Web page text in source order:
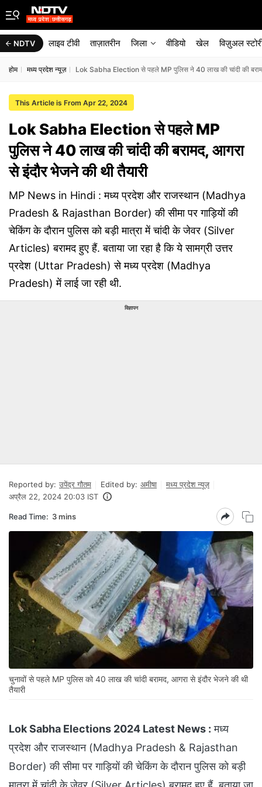
NDTV लाइव टीवी ताज़ातरीन जिला वीडियो खेल विज़ुअल
होम मध्य प्रदेश न्यूज़ Lok Sabha Election से पहले MP पुलिस ने 40 लाख की चांदी की
This Article is From Apr 22, 2024
Lok Sabha Election से पहले MP
पुलिस ने 40 लाख की चांदी की बरामद, आगरा
से इंदौर भेजने की थी तैयारी
MP News in Hindi : मध्य प्रदेश और राजस्थान (Madhya
Pradesh & Rajasthan Border) की सीमा पर गाड़ियों की
चेकिंग के दौरान पुलिस को बड़ी मात्रा में चांदी के जेवर (Silver
Articles) बरामद हुए हैं. बताया जा रहा है कि ये सामग्री उत्तर
प्रदेश (Uttar Pradesh) से मध्य प्रदेश (Madhya
Pradesh) में लाई जा रही थी.
विज्ञापन
Reported by: उपेंद्र गौतम Edited by: अमीषा
मध्य प्रदेश न्यूज़
अप्रैल 22, 2024 20:03 IST
Read Time: 3 mins
चुनावों से पहले MP पुलिस को 40 लाख की चांदी बरामद, आगरा से इंदौर भेजने की थी
तैयारी
Lok Sabha Elections 2024 Latest News : मध्य
प्रदेश और राजस्थान (Madhya Pradesh & Rajasthan
Border) की सीमा पर गाड़ियों की चेकिंग के दौरान पुलिस को बड़ी